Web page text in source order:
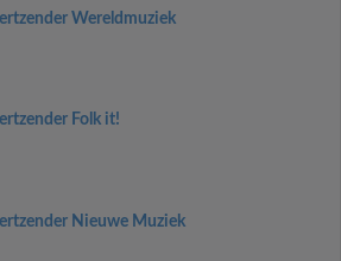
Wereldmuziek
Folk it!
Nieuwe Muziek